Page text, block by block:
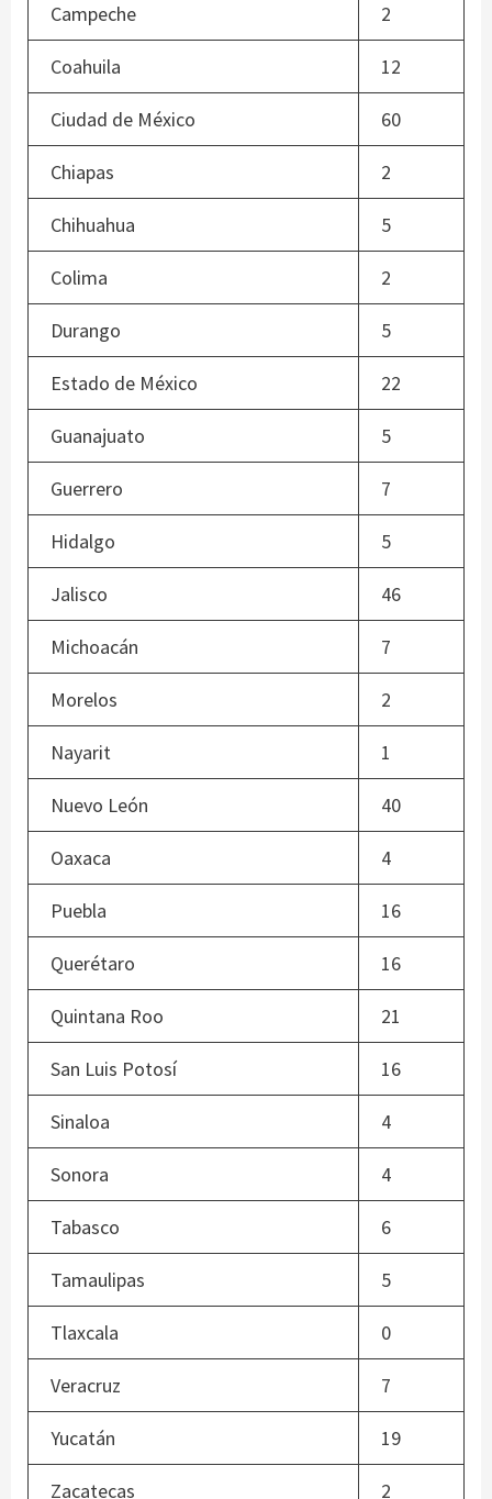
Campeche 2
Coahuila 12
Ciudad de México 60
Chiapas 2
Chihuahua 5
Colima 2
Durango 5
Estado de México 22
Guanajuato 5
Guerrero 7
Hidalgo 5
Jalisco 46
Michoacán 7
Morelos 2
Nayarit 1
Nuevo León 40
Oaxaca 4
Puebla 16
Querétaro 16
Quintana Roo 21
San Luis Potosí 16
Sinaloa 4
Sonora 4
Tabasco 6
Tamaulipas 5
Tlaxcala 0
Veracruz 7
Yucatán 19
Zacatecas 2